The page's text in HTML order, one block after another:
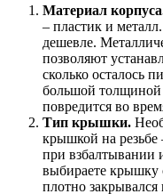
Материал
– пластик и
дешевле.
позволяют
сколько осталось
большой толщиной
повредится во
Тип крышки.
крышкой на резьбе
при взбалтывании
выбираете крышку
плотно закрывался